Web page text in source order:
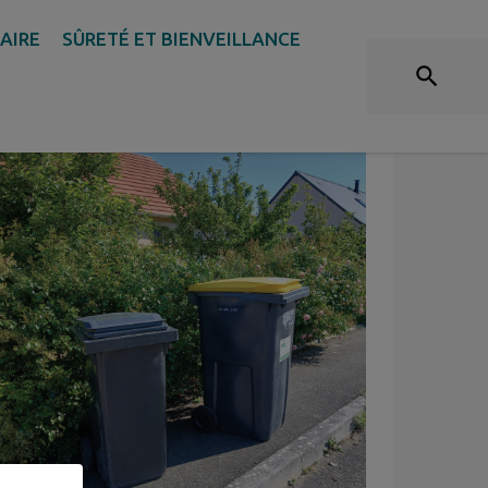
SÛRETÉ ET BIENVEILLANCE
: RAPPEL DES RÈGLES